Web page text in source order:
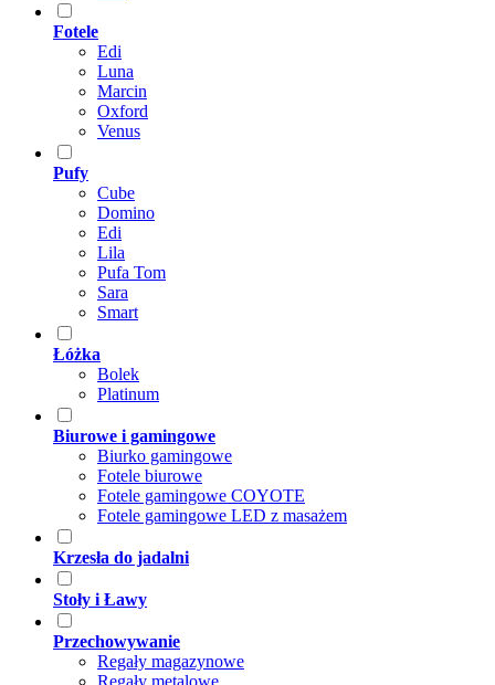
Fotele
Edi
Luna
Marcin
Oxford
Venus
Pufy
Cube
Domino
Edi
Lila
Pufa Tom
Sara
Smart
Łóżka
Bolek
Platinum
Biurowe i gamingowe
Biurko gamingowe
Fotele biurowe
Fotele gamingowe COYOTE
Fotele gamingowe LED z masażem
Krzesła do jadalni
Stoły i Ławy
Przechowywanie
Regały magazynowe
Regały metalowe